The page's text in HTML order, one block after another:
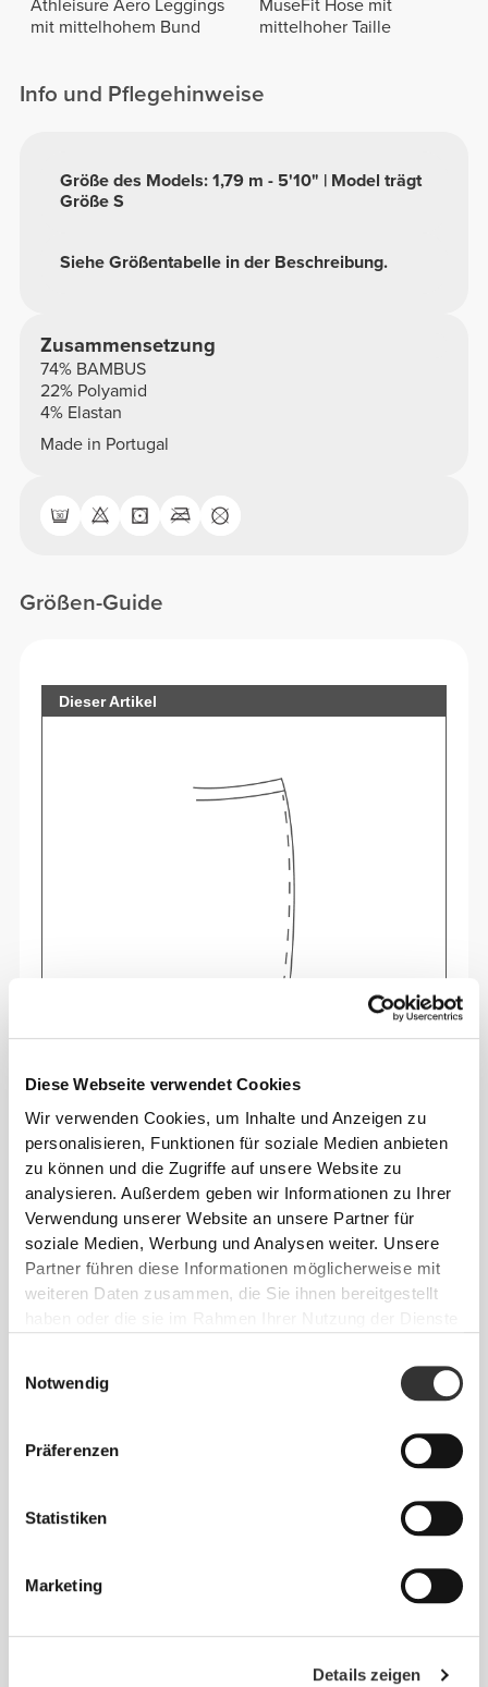
Diese Webseite verwendet Cookies
Wir verwenden Cookies, um Inhalte und Anzeigen zu
personalisieren, Funktionen für soziale Medien anbieten
zu können und die Zugriffe auf unsere Website zu
analysieren. Außerdem geben wir Informationen zu Ihrer
Verwendung unserer Website an unsere Partner für
soziale Medien, Werbung und Analysen weiter. Unsere
Partner führen diese Informationen möglicherweise mit
weiteren Daten zusammen, die Sie ihnen bereitgestellt
Notwendig
Präferenzen
Statistiken
Marketing
Details zeigen
Athleisure Aero Leggings
mit mittelhohem Bund
MuseFit Hose mit
mittelhoher Taille
Info und Pflegehinweise
Siehe Größentabelle in der Beschreibung.
Größe des Models: 1,79 m - 5'10" | Model trägt
Größe S
Zusammensetzung
74% BAMBUS
22% Polyamid
4% Elastan
Made in Portugal
Größen-Guide
Dieser Artikel
können, das ist die Devise.